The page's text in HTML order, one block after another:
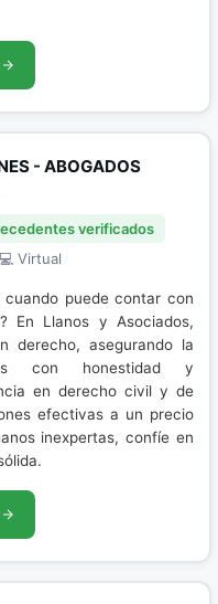
- ABOGADOS
verificados
Virtual
puede contar con
En Llanos y Asociados,
derecho, asegurando la
con honestidad y
en derecho civil y de
efectivas a un precio
inexpertas, confíe en